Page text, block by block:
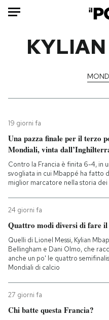
Mondo
Internet
Cultura
Economia
PODCAST
NEWSLETTER
I MIEI PREFERITI
19 giorni fa
Una pazza finale per il terzo
Mondiali, vinta
Contro la Francia è finita 6-4, in
svogliata in cui Mbappé ha fatto
miglior marcatore nella storia dei
24 giorni fa
Quattro modi diversi di fare il
Quelli di Lionel Messi, Kylian
Bellingham e Dani Olmo, che
anche un po' le quattro
Mondiali di calcio
27 giorni fa
Chi batte questa Francia?